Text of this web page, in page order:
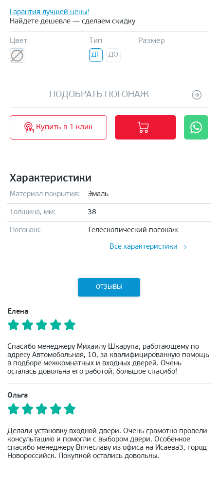
Гарантия лучшей цены!
Найдете дешевле — сделаем скидку
Цвет Тип
ДГ ДО
Размер
ПОДОБРАТЬ ПОГОНАЖ
Купить в 1 клик
Характеристики
Материал покрытия: Эмаль
Толщина, мм: 38
Погонаж: Телескопический погонаж
Все характеристики
ОТЗЫВЫ
Елена
Спасибо менеджеру Михаилу Шкарупа, работающему по
адресу Автомобольная, 10, за квалифицированную помощь
в подборе межкомнатных и входных дверей. Очень
осталась довольна его работой, большое спасибо!
Ольга
Делали установку входной двери. Очень грамотно провели
консультацию и помогли с выбором двери. Особенное
спасибо менеджеру Вячеславу из офиса на Исаева3, город
Новороссийск. Покупкой остались довольны.